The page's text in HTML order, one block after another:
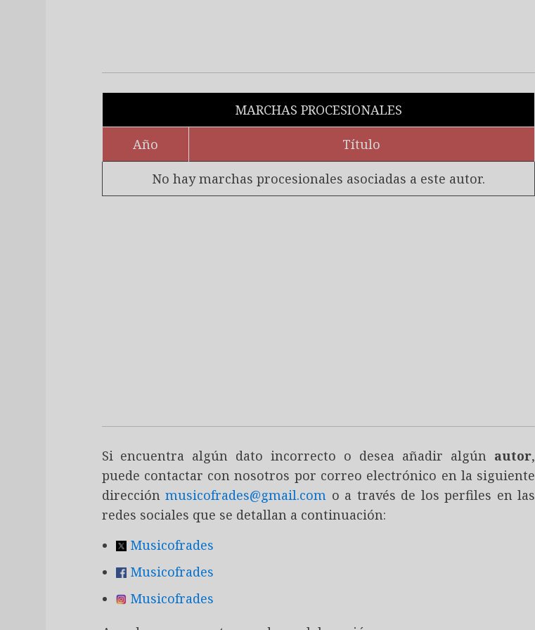
MARCHAS PROCESIONALES
Año Título
No hay marchas procesionales asociadas a este autor.
Si encuentra algún dato incorrecto o desea añadir algún autor,
puede contactar con nosotros por correo electrónico en la siguiente
direcciónmusicofrades@gmail.com o a través de los perfiles en las
redes sociales que se detallan a continuación:
Musicofrades
Musicofrades
Musicofrades